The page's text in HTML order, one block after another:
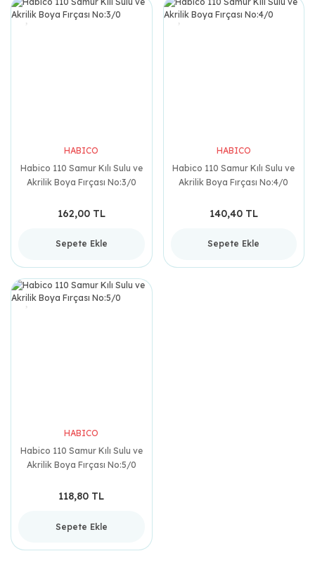
HABICO
Habico 110 Samur Kılı Sulu ve
Akrilik Boya Fırçası No:3/0
162,00 TL
Sepete Ekle
HABICO
Habico 110 Samur Kılı Sulu ve
Akrilik Boya Fırçası No:4/0
140,40 TL
Sepete Ekle
HABICO
Habico 110 Samur Kılı Sulu ve
Akrilik Boya Fırçası No:5/0
118,80 TL
Sepete Ekle